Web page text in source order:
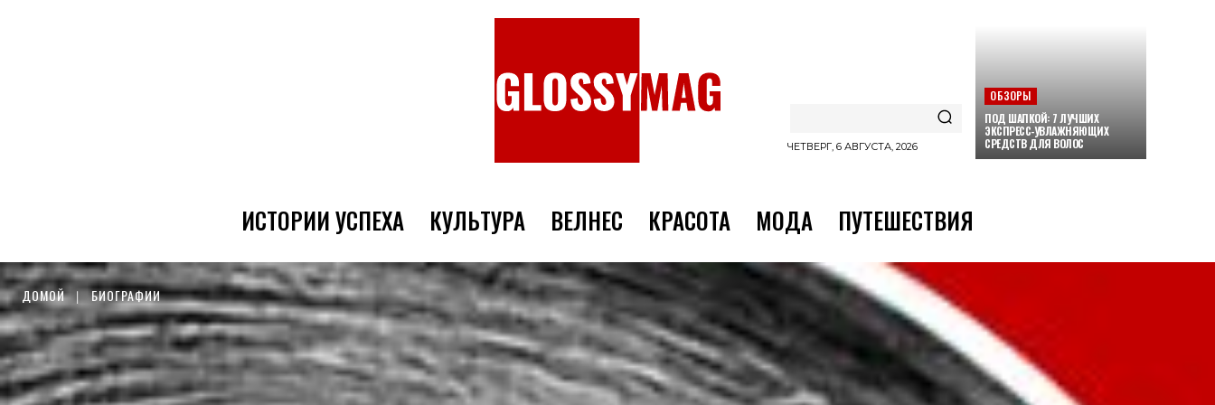
ЧЕТВЕРГ, 6 АВГУСТА, 2026
ОБЗОРЫ
ПОД ШАПКОЙ: 7 ЛУЧШИХ
ЭКСПРЕСС-УВЛАЖНЯЮЩИХ
СРЕДСТВ ДЛЯ ВОЛОС
ИСТОРИИ УСПЕХА КУЛЬТУРА ВЕЛНЕС КРАСОТА МОДА ПУТЕШЕСТВИЯ
ДОМОЙ БИОГРАФИИ